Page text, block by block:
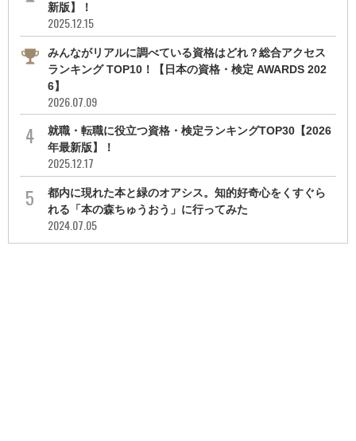
新版】！
2025.12.15
みんながリアルに調べている資格はどれ？総合アクセス
ランキング TOP10！【日本の資格・検定 AWARDS 202
6】
2026.07.09
就職・転職に役立つ資格・検定ランキングTOP30【2026
年最新版】！
2025.12.17
都内に現れた本と緑のオアシス。知的好奇心をくすぐら
れる「本の森ちゅうおう」に行ってみた
2024.07.05